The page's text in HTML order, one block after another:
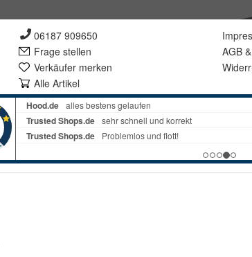
06187 909650
Frage stellen
Verkäufer merken
Alle Artikel
AGB &